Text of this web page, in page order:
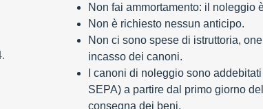
Non fai ammortamento: il noleggio
Non è richiesto nessun anticipo.
Non ci sono spese di istruttoria,
incasso dei canoni.
I canoni di noleggio sono
SEPA) a partire dal primo giorno
consegna dei beni.